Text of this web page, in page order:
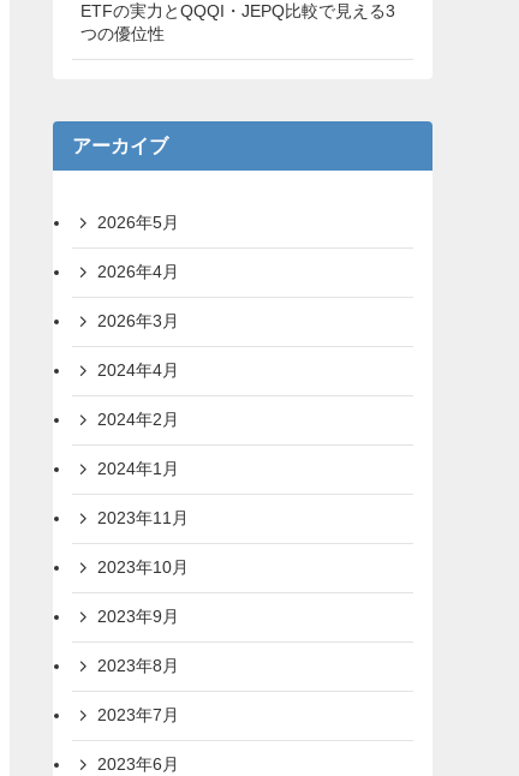
ETFの実力とQQQI・JEPQ比較で見える3
つの優位性
アーカイブ
2026年5月
2026年4月
2026年3月
2024年4月
2024年2月
2024年1月
2023年11月
2023年10月
2023年9月
2023年8月
2023年7月
2023年6月